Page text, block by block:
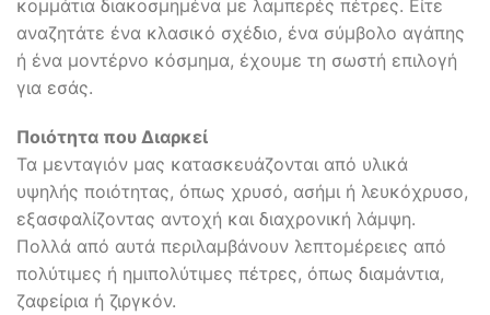
κομμάτια διακοσμημένα με λαμπερές πέτρες. Είτε
αναζητάτε ένα κλασικό σχέδιο, ένα σύμβολο αγάπης
ή ένα μοντέρνο κόσμημα, έχουμε τη σωστή επιλογή
για εσάς.
Ποιότητα που Διαρκεί
Τα μενταγιόν μας κατασκευάζονται από υλικά
υψηλής ποιότητας, όπως χρυσό, ασήμι ή λευκόχρυσο,
εξασφαλίζοντας αντοχή και διαχρονική λάμψη.
Πολλά από αυτά περιλαμβάνουν λεπτομέρειες από
πολύτιμες ή ημιπολύτιμες πέτρες, όπως διαμάντια,
ζαφείρια ή ζιργκόν.